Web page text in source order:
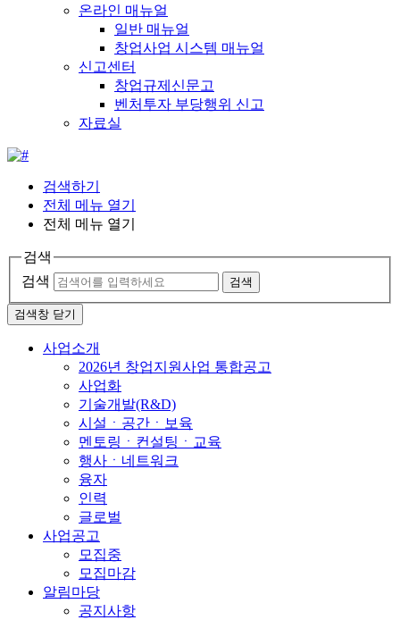
온라인 매뉴얼
일반 매뉴얼
창업사업 시스템 매뉴얼
신고센터
창업규제신문고
벤처투자 부당행위 신고
자료실
검색하기
전체 메뉴 열기
전체 메뉴 열기
검색
검색
검색
검색창 닫기
사업소개
2026년 창업지원사업 통합공고
사업화
기술개발(R&D)
시설ㆍ공간ㆍ보육
멘토링ㆍ컨설팅ㆍ교육
행사ㆍ네트워크
융자
인력
글로벌
사업공고
모집중
모집마감
알림마당
공지사항